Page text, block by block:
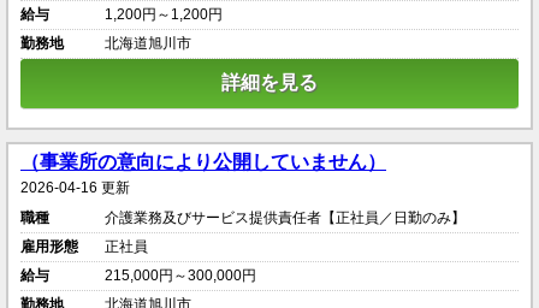
給与
1,200円～1,200円
勤務地
北海道旭川市
詳細を見る
（事業所の意向により公開していません）
2026-04-16 更新
職種
介護業務及びサービス提供責任者【正社員／日勤のみ】
雇用形態
正社員
給与
215,000円～300,000円
勤務地
北海道旭川市